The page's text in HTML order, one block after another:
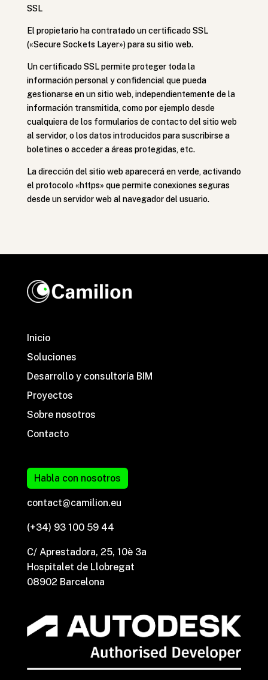
SSL
El propietario ha contratado un certificado SSL
(«Secure Sockets Layer») para su sitio web.
Un certificado SSL permite proteger toda la
información personal y confidencial que pueda
gestionarse en un sitio web, independientemente de la
información transmitida, como por ejemplo desde
cualquiera de los formularios de contacto del sitio web
al servidor, o los datos introducidos para suscribirse a
boletines o acceder a áreas protegidas, etc.
La dirección del sitio web aparecerá en verde, activando
el protocolo «https» que permite conexiones seguras
desde un servidor web al navegador del usuario.
Inicio
Soluciones
Desarrollo y consultoría BIM
Proyectos
Sobre nosotros
Contacto
Habla con nosotros
contact@camilion.eu
(+34) 93 100 59 44
C/ Aprestadora, 25, 10è 3a
Hospitalet de Llobregat
08902 Barcelona